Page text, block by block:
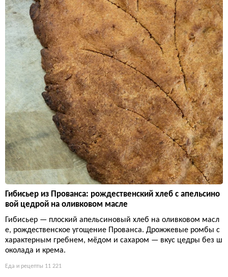
Гибисьер из Прованса: рождественский хлеб с апельсино
вой цедрой на оливковом масле
Гибисьер — плоский апельсиновый хлеб на оливковом масл
е, рождественское угощение Прованса. Дрожжевые ромбы с
характерным гребнем, мёдом и сахаром — вкус цедры без ш
околада и крема.
Еда и рецепты 11 221